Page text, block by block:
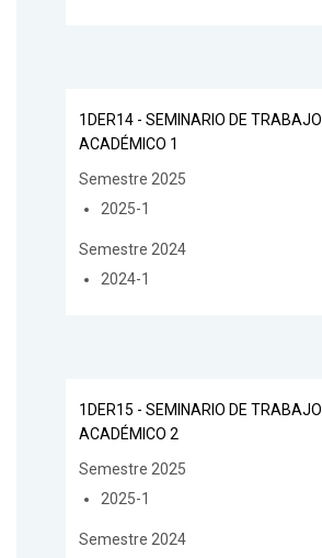
1DER14 - SEMINARIO DE TRABAJO
ACADÉMICO 1
Semestre 2025
2025-1
Semestre 2024
2024-1
1DER15 - SEMINARIO DE TRABAJO
ACADÉMICO 2
Semestre 2025
2025-1
Semestre 2024